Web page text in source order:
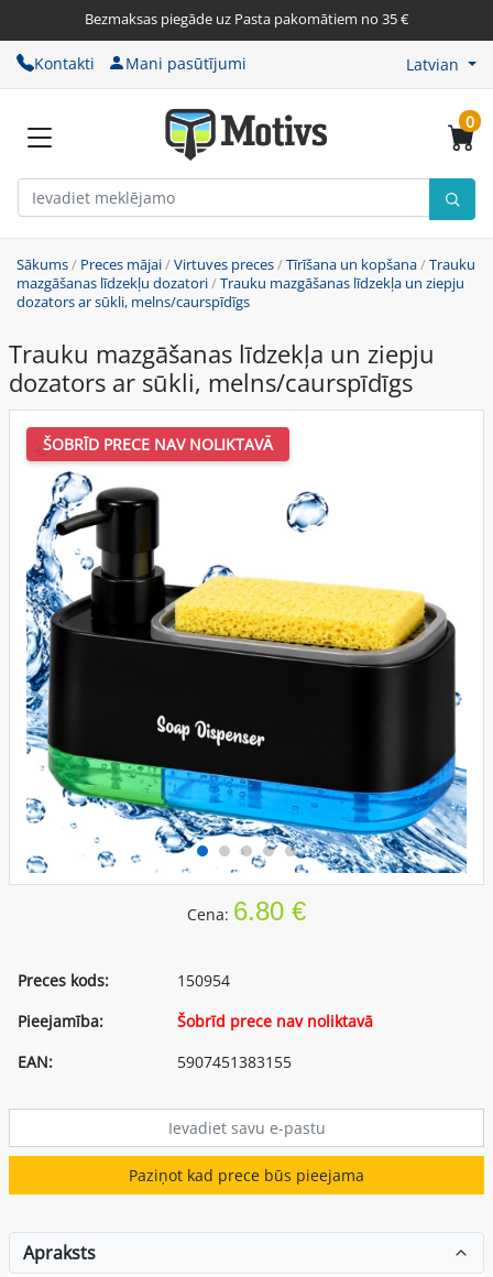
Bezmaksas piegāde uz Pasta pakomātiem no 35 €
Kontakti Mani pasūtījumi Latvian
0
Sākums/ Preces mājai/Virtuves preces/Tīrīšana un kopšana/Trauku
mazgāšanas līdzekļu dozatori/Trauku mazgāšanas līdzekļa un ziepju
dozators ar sūkli, melns/caurspīdīgs
Trauku mazgāšanas līdzekļa un ziepju
dozators ar sūkli, melns/caurspīdīgs
ŠOBRĪD PRECE NAV NOLIKTAVĀ
Cena: 6.80 €
Preces kods:
150954
Pieejamība:
Šobrīd prece nav noliktavā
EAN:
5907451383155
Paziņot kad prece būs pieejama
Apraksts